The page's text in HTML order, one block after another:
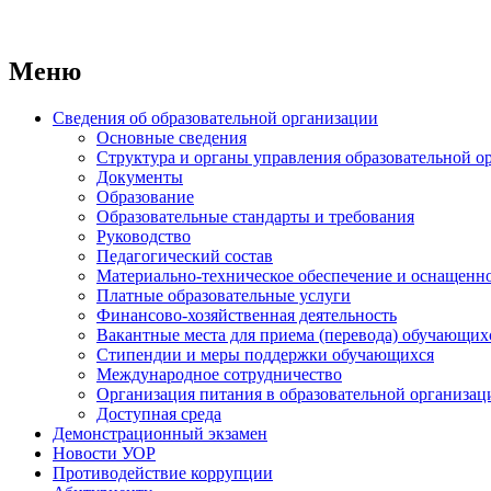
Меню
Сведения об образовательной организации
Основные сведения
Структура и органы управления образовательной
Документы
Образование
Образовательные стандарты и требования
Руководство
Педагогический состав
Материально-техническое обеспечение и
Платные образовательные услуги
Финансово-хозяйственная деятельность
Вакантные места для приема (перевода)
Стипендии и меры поддержки обучающихся
Международное сотрудничество
Организация питания в образовательной
Доступная среда
Демонстрационный экзамен
Новости УОР
Противодействие коррупции